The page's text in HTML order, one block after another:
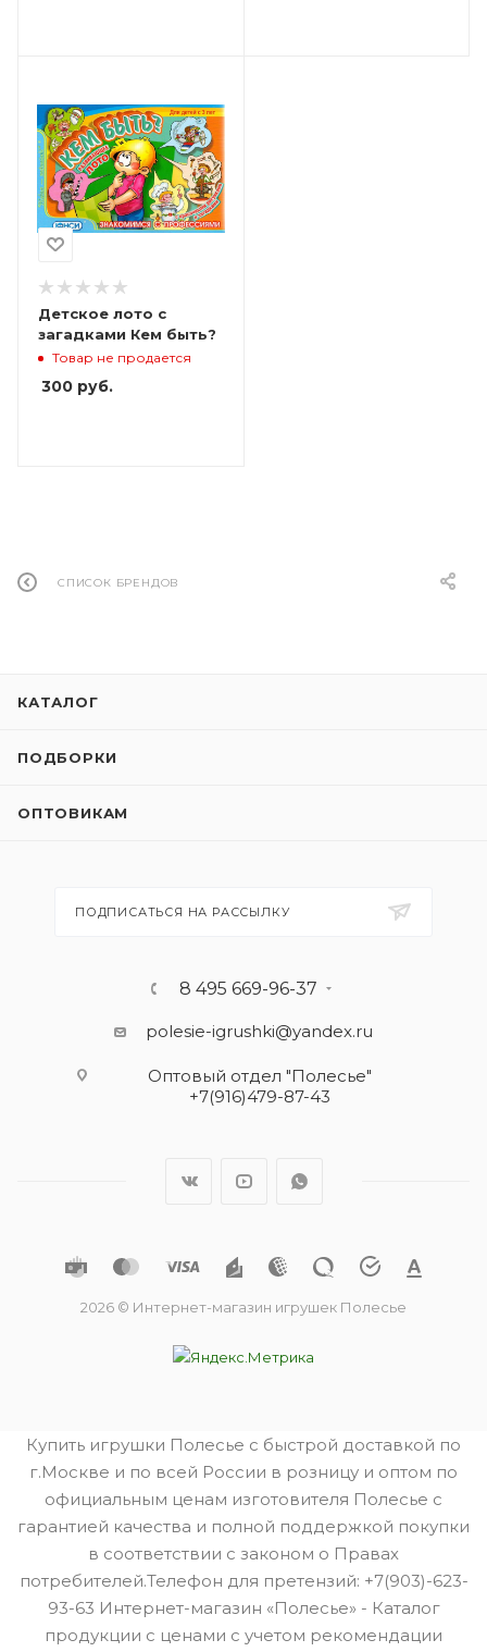
Детское лото с
загадками Кем быть?
Товар не продается
300 руб.
СПИСОК БРЕНДОВ
КАТАЛОГ
ПОДБОРКИ
ОПТОВИКАМ
ПОДПИСАТЬСЯ НА РАССЫЛКУ
8 495 669-96-37
polesie-igrushki@yandex.ru
Оптовый отдел "Полесье"
+7(916)479-87-43
2026 © Интернет-магазин игрушек Полесье
Купить игрушки Полесье с быстрой доставкой по
г.Москве и по всей России в розницу и оптом по
официальным ценам изготовителя Полесье с
гарантией качества и полной поддержкой покупки
в соответствии с законом о Правах
потребителей.Телефон для претензий: +7(903)-623-
93-63 Интернет-магазин «Полесье» - Каталог
продукции с ценами с учетом рекомендации